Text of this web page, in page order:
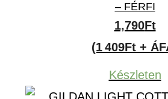
– FÉRFI
1,790Ft
(1 409Ft +
Készleten